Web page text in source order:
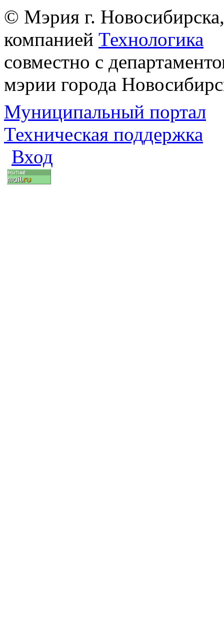
© Мэрия г.
компанией Технологика
совместно с
мэрии города
Муниципальный портал
Техническая поддержка
Вход